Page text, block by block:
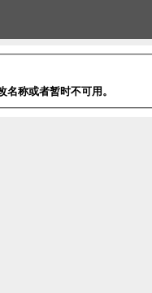
称或者暂时不可用。